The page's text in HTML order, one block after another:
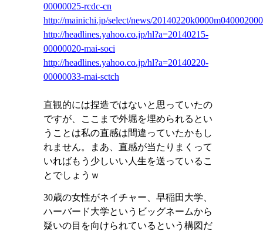
00000025-rcdc-cn
http://mainichi.jp/select/news/
http://headlines.yahoo.co.jp/hl?a=20140215-
00000020-mai-soci
http://headlines.yahoo.co.jp/hl?a=20140220-
00000033-mai-sctch
直観的には捏造ではないと思っていたの
ですが、ここまで外堀を埋められるとい
うことは私の直感は間違っていたかもし
れません。まあ、直感が当たりまくって
いればもう少しいい人生を送っているこ
とでしょうｗ
30歳の女性がネイチャー、早稲田大学、
ハーバード大学というビッグネームから
疑いの目を向けられているという構図だ